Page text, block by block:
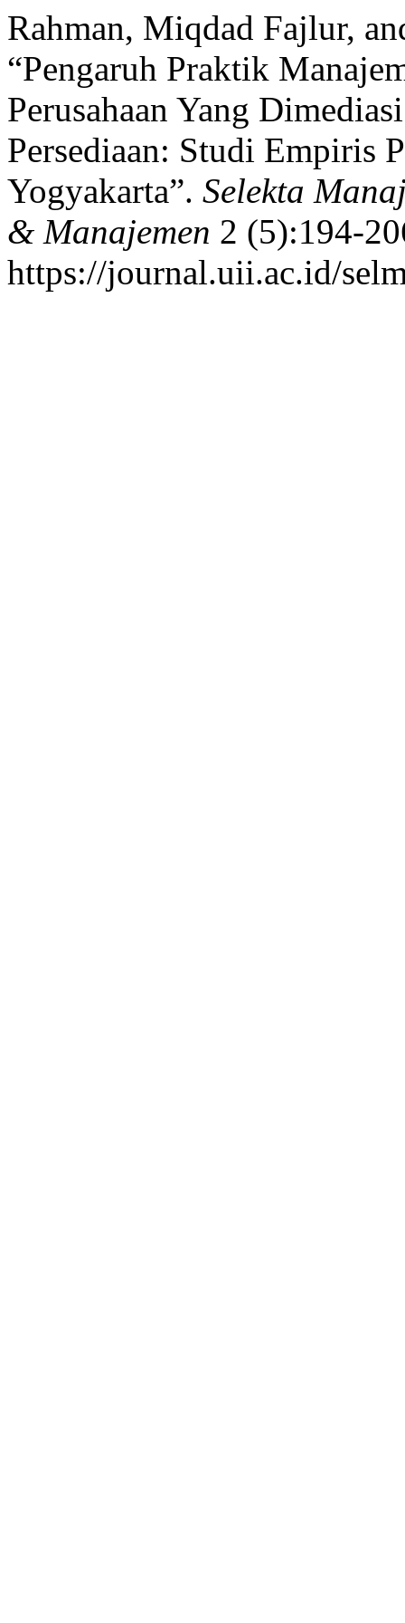
Rahman, Miqdad Fajlur,
“Pengaruh Praktik
Perusahaan Yang
Persediaan: Studi Empiris
Yogyakarta”. Selekta
& Manajemen 2 (5):194-
https://journal.uii.ac.id/